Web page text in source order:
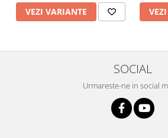
VEZI VARIANTE
SOCIAL
Urmareste-ne in social